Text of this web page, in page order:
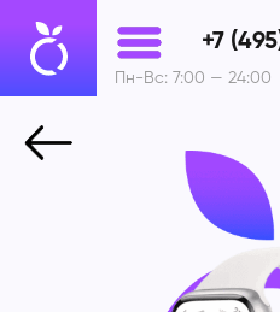
+7
Пн-Вс: 7:00 — 24:00